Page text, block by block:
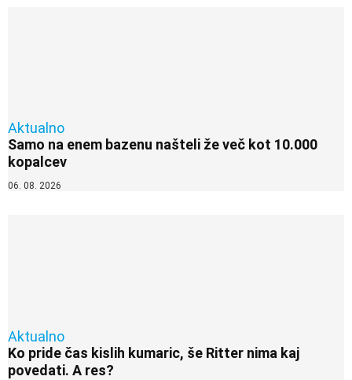
Aktualno
Samo na enem bazenu našteli že več kot 10.000
kopalcev
06. 08. 2026
Aktualno
Ko pride čas kislih kumaric, še Ritter nima kaj
povedati. A res?